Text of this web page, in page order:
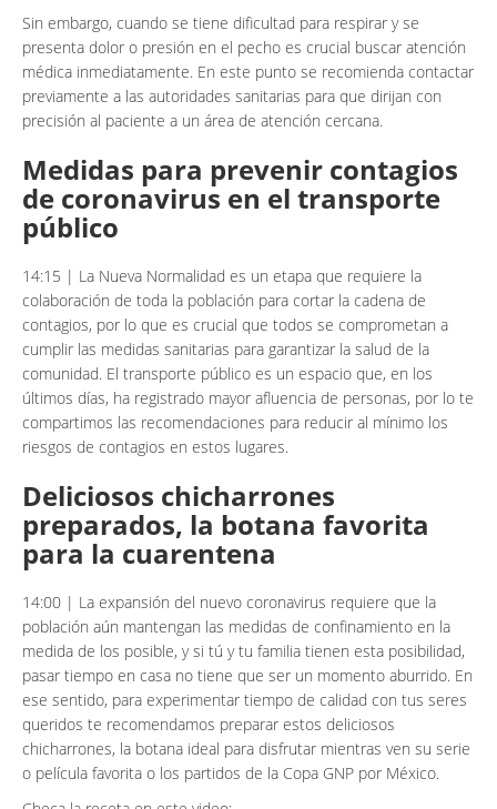
Sin embargo, cuando se tiene dificultad para respirar y se
presenta dolor o presión en el pecho es crucial buscar atención
médica inmediatamente. En este punto se recomienda contactar
previamente a las autoridades sanitarias para que dirijan con
precisión al paciente a un área de atención cercana.
Medidas para prevenir contagios
de coronavirus en el transporte
público
14:15 | La Nueva Normalidad es un etapa que requiere la
colaboración de toda la población para cortar la cadena de
contagios, por lo que es crucial que todos se comprometan a
cumplir las medidas sanitarias para garantizar la salud de la
comunidad. El transporte público es un espacio que, en los
últimos días, ha registrado mayor afluencia de personas, por lo te
compartimos las recomendaciones para reducir al mínimo los
riesgos de contagios en estos lugares.
Deliciosos chicharrones
preparados, la botana favorita
para la cuarentena
14:00 | La expansión del nuevo coronavirus requiere que la
población aún mantengan las medidas de confinamiento en la
medida de los posible, y si tú y tu familia tienen esta posibilidad,
pasar tiempo en casa no tiene que ser un momento aburrido. En
ese sentido, para experimentar tiempo de calidad con tus seres
queridos te recomendamos preparar estos deliciosos
chicharrones, la botana ideal para disfrutar mientras ven su serie
o película favorita o los partidos de la Copa GNP por México.